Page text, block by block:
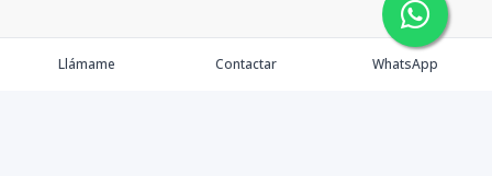
Llámame Contactar WhatsApp